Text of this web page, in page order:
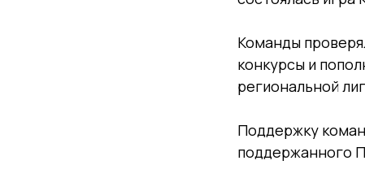
Команды
конкурсы и
региональной
Поддержку
поддержанного